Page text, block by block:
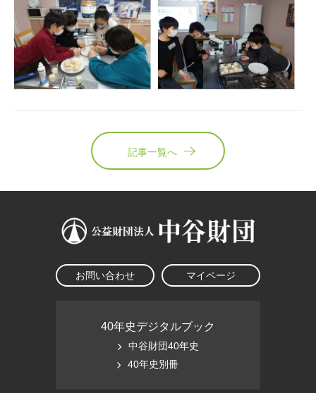
記事一覧へ
お問い合わせ マイページ
40年史デジタルブック
中谷財団40年史
40年史別冊